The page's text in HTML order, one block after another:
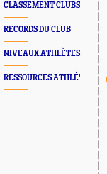
CLASSEMENT CLUBS
RECORDS DU CLUB
NIVEAUX ATHLÈTES
RESSOURCES ATHLÉ'